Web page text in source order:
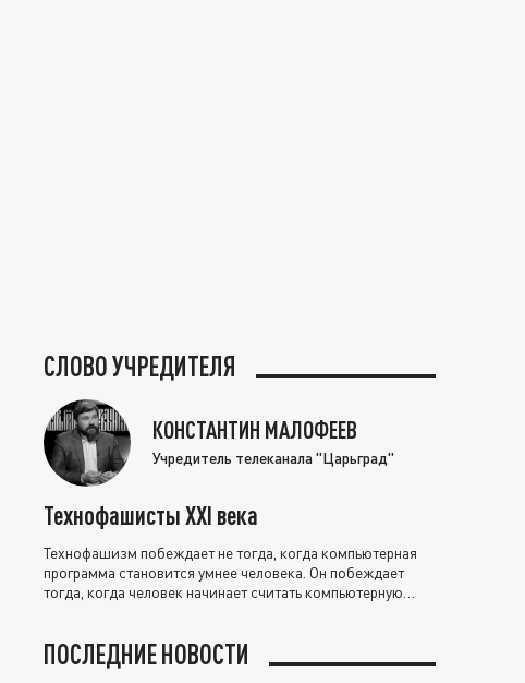
СЛОВО УЧРЕДИТЕЛЯ
КОНСТАНТИН МАЛОФЕЕВ
Учредитель телеканала "Царьград"
Технофашисты XXI века
Технофашизм побеждает не тогда, когда компьютерная
программа становится умнее человека. Он побеждает
тогда, когда человек начинает считать компьютерную
ПОСЛЕДНИЕ НОВОСТИ